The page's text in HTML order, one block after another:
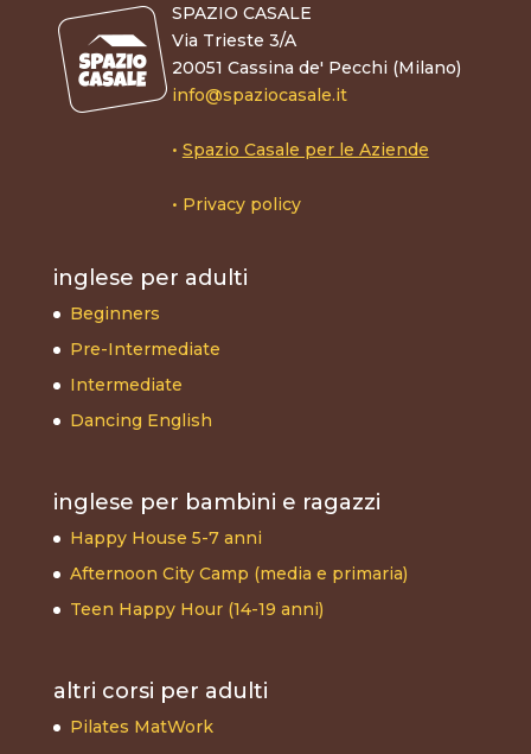
SPAZIO CASALE
Via Trieste 3/A
20051 Cassina de' Pecchi (Milano)
info@spaziocasale.it
• Spazio Casale per le Aziende
• Privacy policy
inglese per adulti
Beginners
Pre-Intermediate
Intermediate
Dancing English
inglese per bambini e ragazzi
Happy House 5-7 anni
Afternoon City Camp (media e primaria)
Teen Happy Hour (14-19 anni)
altri corsi per adulti
Pilates MatWork